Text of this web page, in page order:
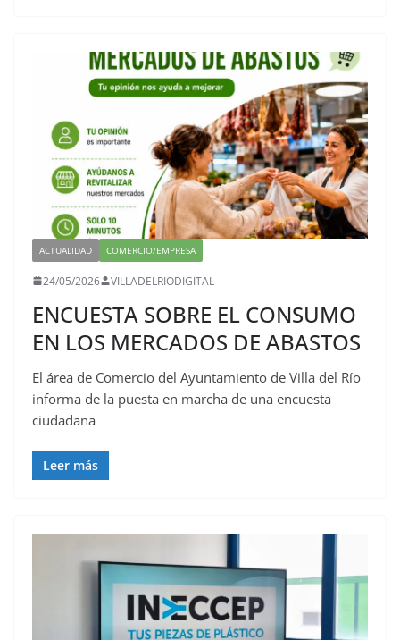
ACTUALIDAD COMERCIO/EMPRESA
24/05/2026 VILLADELRIODIGITAL
ENCUESTA SOBRE EL CONSUMO
EN LOS MERCADOS DE ABASTOS
El área de Comercio del Ayuntamiento de Villa del Río
informa de la puesta en marcha de una encuesta
ciudadana
Leer más